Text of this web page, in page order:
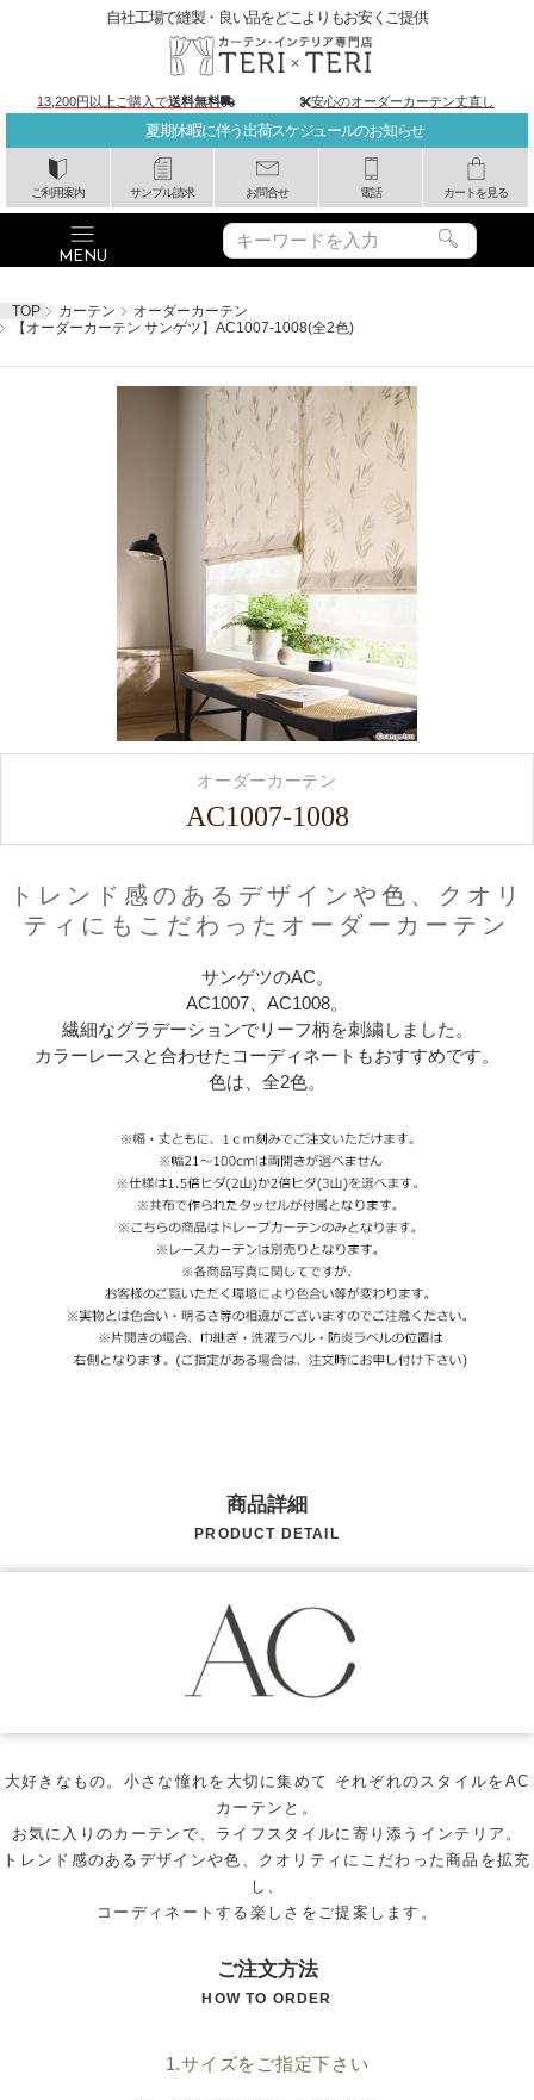
夏期休暇に伴う出荷スケジュールのお知らせ
ご利用案内 サンプル請求 お問合せ 電話 カートを見る
自社工場で縫製・良い品をどこよりもお安くご提供
13,200円以上ご購入で送料無料 安心のオーダーカーテン丈直し
TOP カーテン
オーダーカーテン
【オーダーカーテン サンゲツ】AC1007-1008(全2色)
トレンド感のあるデザインや色、クオリ
ティにもこだわったオーダーカーテン
オーダーカーテン
AC1007-1008
サンゲツのAC。
AC1007、AC1008。
繊細なグラデーションでリーフ柄を刺繍しました。
カラーレースと合わせたコーディネートもおすすめです。
色は、全2色。
ご注文方法
HOW TO ORDER
1.サイズをご指定下さい
商品詳細
PRODUCT DETAIL
大好きなもの。小さな憧れを大切に集めて それぞれのスタイルをAC
カーテンと。
お気に入りのカーテンで、ライフスタイルに寄り添うインテリア。
トレンド感のあるデザインや色、クオリティにこだわった商品を拡充
し、
コーディネートする楽しさをご提案します。